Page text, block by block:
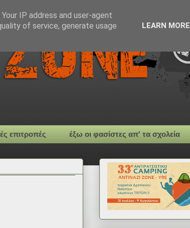
επιτροπές έξω οι φασίστες απ' τα σχολεία
IP address and user-agent
of service, generate usage
LEARN MORE